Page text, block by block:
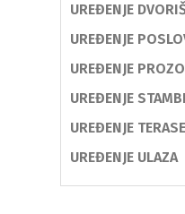
UREĐENJE
UREĐENJE
UREĐENJE
UREĐENJE
UREĐENJE TERASE
UREĐENJE ULAZA